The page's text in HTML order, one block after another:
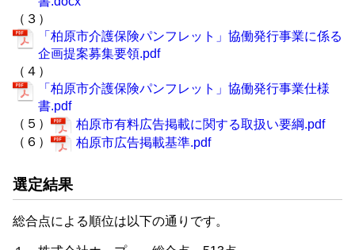
（３）
「柏原市介護保険パンフレット」協働発行事業に係る
企画提案募集要領.pdf
（４）
「柏原市介護保険パンフレット」協働発行事業仕様
書.pdf
（５）
柏原市有料広告掲載に関する取扱い要綱.pdf
（６）
柏原市広告掲載基準.pdf
選定結果
総合点による順位は以下の通りです。